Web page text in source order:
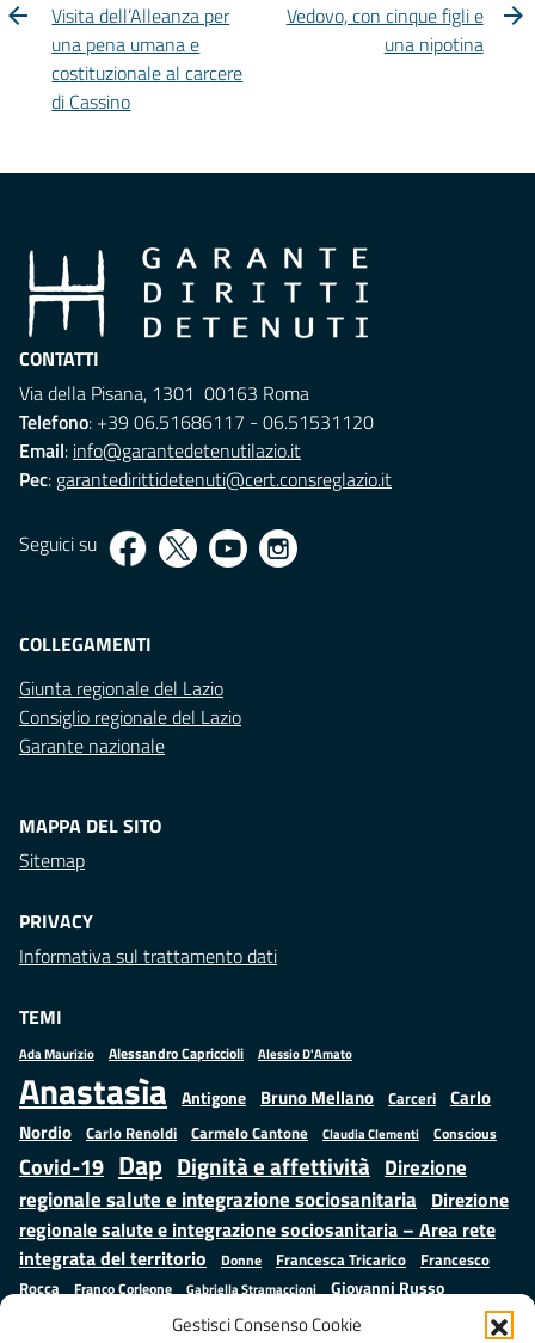
Gestisci Consenso Cookie
Visita dell’Alleanza per
una pena umana e
costituzionale al carcere
di Cassino
Vedovo, con cinque figli e
una nipotina
CONTATTI
Via della Pisana, 1301 00163 Roma
Telefono: +39 06.51686117 - 06.51531120
Email: info@garantedetenutilazio.it
Pec: garantedirittidetenuti@cert.consreglazio.it
Seguici su
COLLEGAMENTI
Giunta regionale del Lazio
Consiglio regionale del Lazio
Garante nazionale
MAPPA DEL SITO
Sitemap
PRIVACY
Informativa sul trattamento dati
TEMI
Ada Maurizio Alessandro Capriccioli Alessio D'Amato
Anastasìa Antigone Bruno Mellano Carceri
Carlo
Nordio Carlo Renoldi Carmelo Cantone Claudia Clementi Conscious
Covid-19 Dap Dignità e affettività Direzione
regionale salute e integrazione sociosanitaria Direzione
regionale salute e integrazione sociosanitaria – Area rete
integrata del territorio
Donne Francesca Tricarico
Francesco
Rocca
Franco Corleone Gabriella Stramaccioni Giovanni Russo
Giuseppe Emanuele Cangemi Istruzione e cultura